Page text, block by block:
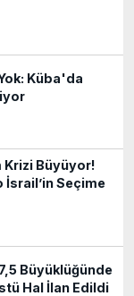
Küba'da
Krizi Büyüyor!
İsrail’in Seçime
Büyüklüğünde
Hal İlan Edildi